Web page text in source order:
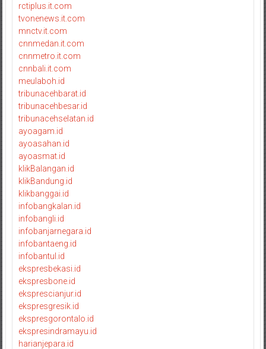
rctiplus.it.com
tvonenews.it.com
mnctv.it.com
cnnmedan.it.com
cnnmetro.it.com
cnnbali.it.com
meulaboh.id
tribunacehbarat.id
tribunacehbesar.id
tribunacehselatan.id
ayoagam.id
ayoasahan.id
ayoasmat.id
klikBalangan.id
klikBandung.id
klikbanggai.id
infobangkalan.id
infobangli.id
infobanjarnegara.id
infobantaeng.id
infobantul.id
ekspresbekasi.id
ekspresbone.id
eksprescianjur.id
ekspresgresik.id
ekspresgorontalo.id
ekspresindramayu.id
harianjepara.id